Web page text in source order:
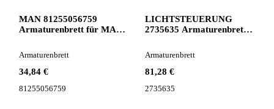
MAN 81255056759
Armaturenbrett für MAN
34,84 €
Armaturenbrett
81255056759
LICHTSTEUERUNG
2735635 Armaturenbrett
81,28 €
Armaturenbrett
2735635